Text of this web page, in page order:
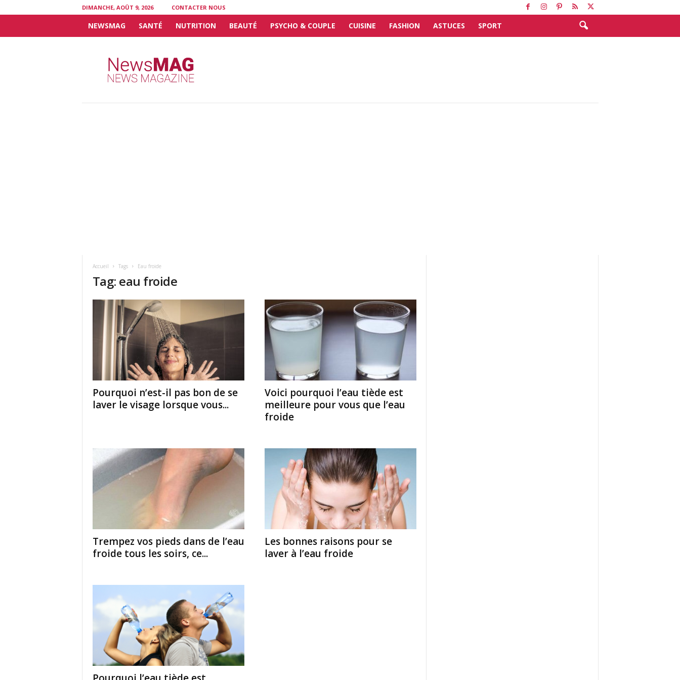
DIMANCHE, AOÛT 9, 2026 CONTACTER NOUS
NEWSMAG SANTÉ NUTRITION BEAUTÉ PSYCHO & COUPLE CUISINE FASHION ASTUCES SPORT
Accueil Tags Eau froide
Tag: eau froide
Pourquoi n’est-il pas bon de se
laver le visage lorsque vous...
Voici pourquoi l’eau tiède est
meilleure pour vous que l’eau
froide
Trempez vos pieds dans de l’eau
froide tous les soirs, ce...
Les bonnes raisons pour se
laver à l’eau froide